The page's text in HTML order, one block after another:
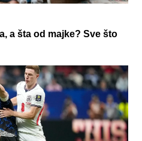
a šta od majke? Sve što